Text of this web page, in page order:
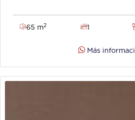
y un estilo de vida lleno de
restaurante, playas el edificio
closets..
65 m2 1
Más